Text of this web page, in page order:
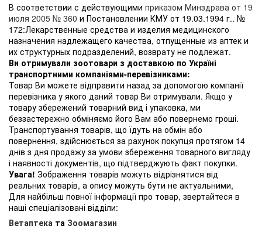
В соответствии с действующими приказом Минздрава от 19
июля 2005 № 360 и Постановлении КМУ от 19.03.1994 г.. №
172:Лекарственные средства и изделия медицинского
назначения надлежащего качества, отпущенные из аптек и
их структурных подразделений, возврату не подлежат.
Ви отримували зоотовари з доставкою по Україні
транспортними компаніями-перевізниками:
Товар Ви можете відправити назад за допомогою компанії
перевізника у якого даний товар Ви отримували. Якщо у
товару збережений товарний вид і упаковка, ми
беззастережно обміняємо його Вам або повернемо гроші.
Транспортування товарів, що їдуть на обмін або
повернення, здійснюється за рахунок покупця протягом 14
днів з дня продажу за умови збереження товарного вигляду
і наявності документів, що підтверджують факт покупки.
Увага! Зображення товарів можуть відрізнятися від
реальних товарів, а опису можуть бути не актуальними,
Для найбільш повної інформації про товар, звертайтеся в
наші спеціалізовані відділи:
Ветаптека та Зоомагазин